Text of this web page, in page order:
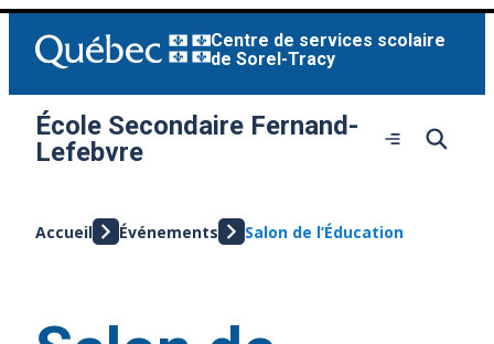
Aller
contenu
Centre de services scolaire
de Sorel-Tracy
École Secondaire Fernand-
Lefebvre
Ouvrir
Accueil Événements Salon de l’Éducation